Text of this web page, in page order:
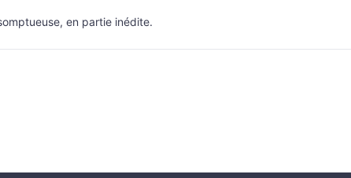
en partie inédite.